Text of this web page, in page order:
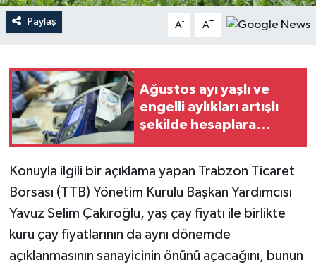
Paylaş A- A+
Ağustos ayı yaşlı ve
engelli aylıkları artışlı
şekilde hesaplara
Konuyla ilgili bir açıklama yapan Trabzon Ticaret
Borsası (TTB) Yönetim Kurulu Başkan Yardımcısı
Yavuz Selim Çakıroğlu, yaş çay fiyatı ile birlikte
kuru çay fiyatlarının da aynı dönemde
açıklanmasının sanayicinin önünü açacağını, bunun